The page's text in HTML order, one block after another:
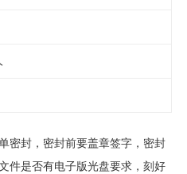
密封，密封前要盖章签字，密封
件是否有电子版光盘要求，刻好